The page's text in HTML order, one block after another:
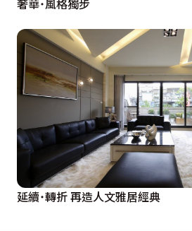
奢華˙風格獨步
延續˙轉折 再造人文雅居經典